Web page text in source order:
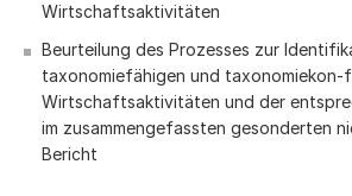
Wirtschaftsaktivitäten
Beurteilung des Prozesses zur
taxonomiefähigen und taxonomiekon-
Wirtschaftsaktivitäten und der
im zusammengefassten gesonderten
Bericht